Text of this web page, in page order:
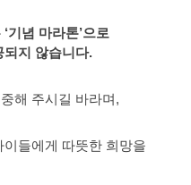
기념 마라톤’으로
되지 않습니다.
해 주시길 바라며,
들에게 따뜻한 희망을